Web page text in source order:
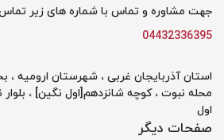
جهت مشاوره و تماس با شماره های زیر
04432336395
استان آذربایجان غربی ، شهرستان ارومیه
اول
صفحات دیگر